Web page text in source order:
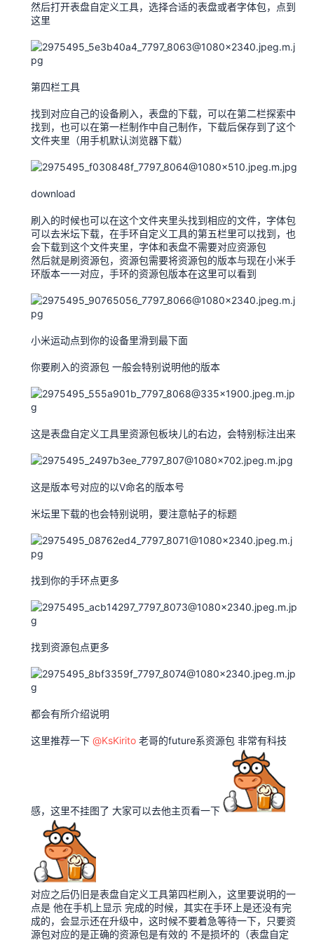
然后打开表盘自定义工具，选择合适的表盘或者字体包，点到
这里
第四栏工具
找到对应自己的设备刷入，表盘的下载，可以在第二栏探索中
找到，也可以在第一栏制作中自己制作，下载后保存到了这个
文件夹里（用手机默认浏览器下载）
download
刷入的时候也可以在这个文件夹里头找到相应的文件，字体包
可以去米坛下载，在手环自定义工具的第五栏里可以找到，也
会下载到这个文件夹里，字体和表盘不需要对应资源包
然后就是刷资源包，资源包需要将资源包的版本与现在小米手
环版本一一对应，手环的资源包版本在这里可以看到
小米运动点到你的设备里滑到最下面
你要刷入的资源包 一般会特别说明他的版本
这是表盘自定义工具里资源包板块儿的右边，会特别标注出来
这是版本号对应的以V命名的版本号
米坛里下载的也会特别说明，要注意帖子的标题
找到你的手环点更多
找到资源包点更多
都会有所介绍说明
这里推荐一下 @KsKirito 老哥的future系资源包 非常有科技
感，这里不挂图了 大家可以去他主页看一下
对应之后仍旧是表盘自定义工具第四栏刷入，这里要说明的一
点是 他在手机上显示 完成的时候，其实在手环上是还没有完
成的，会显示还在升级中，这时候不要着急等待一下，只要资
源包对应的是正确的资源包是有效的 不是损坏的（表盘自定